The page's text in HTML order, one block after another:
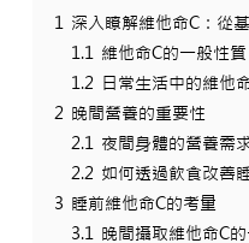
1 深入瞭解維他命C：從
1.1 維他命C的一般性
1.2 日常生活中的維他
2 晚間營養的重要性
2.1 夜間身體的營養需
2.2 如何透過飲食改善
3 睡前維他命C的考量
3.1 晚間攝取維他命C